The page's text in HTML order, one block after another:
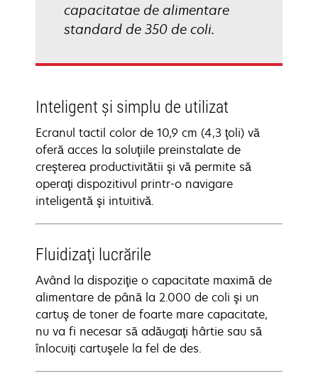
capacitatae de alimentare
standard de 350 de coli.
Inteligent şi simplu de utilizat
Ecranul tactil color de 10,9 cm (4,3 ţoli) vă
oferă acces la soluţiile preinstalate de
creşterea productivitătii şi vă permite să
operaţi dispozitivul printr-o navigare
inteligentă şi intuitivă.
Fluidizaţi lucrările
Având la dispoziţie o capacitate maximă de
alimentare de până la 2.000 de coli şi un
cartuş de toner de foarte mare capacitate,
nu va fi necesar să adăugaţi hârtie sau să
înlocuiţi cartuşele la fel de des.